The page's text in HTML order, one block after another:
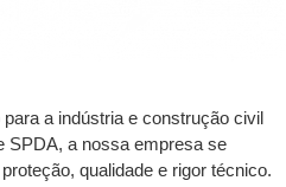
a indústria e construção civil
SPDA, a nossa empresa se
qualidade e rigor técnico.